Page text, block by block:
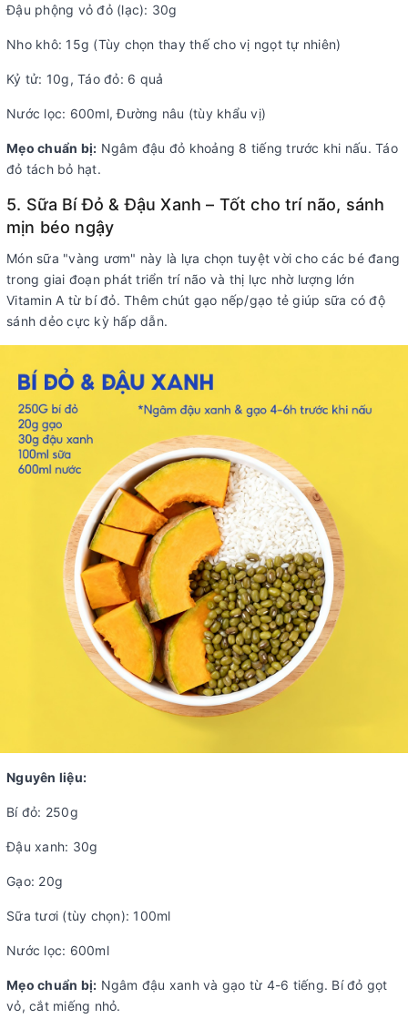
Đậu phộng vỏ đỏ (lạc): 30g
Nho khô: 15g (Tùy chọn thay thế cho vị ngọt tự nhiên)
Kỷ tử: 10g, Táo đỏ: 6 quả
Nước lọc: 600ml, Đường nâu (tùy khẩu vị)
Mẹo chuẩn bị: Ngâm đậu đỏ khoảng 8 tiếng trước khi nấu. Táo
đỏ tách bỏ hạt.
5. Sữa Bí Đỏ & Đậu Xanh – Tốt cho trí não, sánh
mịn béo ngậy
Món sữa "vàng ươm" này là lựa chọn tuyệt vời cho các bé đang
trong giai đoạn phát triển trí não và thị lực nhờ lượng lớn
Vitamin A từ bí đỏ. Thêm chút gạo nếp/gạo tẻ giúp sữa có độ
sánh dẻo cực kỳ hấp dẫn.
Nguyên liệu:
Bí đỏ: 250g
Đậu xanh: 30g
Gạo: 20g
Sữa tươi (tùy chọn): 100ml
Nước lọc: 600ml
Mẹo chuẩn bị: Ngâm đậu xanh và gạo từ 4-6 tiếng. Bí đỏ gọt
vỏ, cắt miếng nhỏ.